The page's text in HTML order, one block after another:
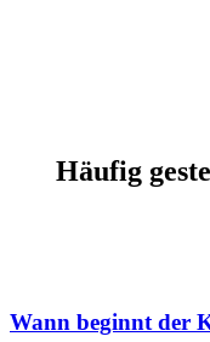
Häufig
Wann beginnt der